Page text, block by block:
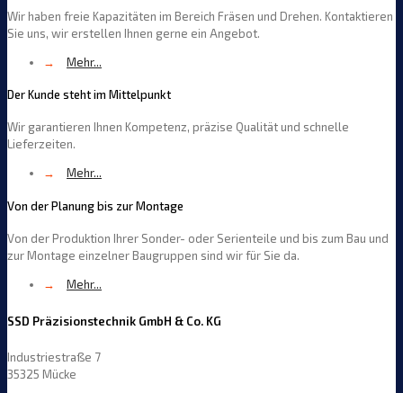
Wir haben freie Kapazitäten im Bereich Fräsen und Drehen. Kontaktieren
Sie uns, wir erstellen Ihnen gerne ein Angebot.
→
Mehr...
Der Kunde steht im Mittelpunkt
Wir garantieren Ihnen Kompetenz, präzise Qualität und schnelle
Lieferzeiten.
→
Mehr...
Von der Planung bis zur Montage
Von der Produktion Ihrer Sonder- oder Serienteile und bis zum Bau und
zur Montage einzelner Baugruppen sind wir für Sie da.
→
Mehr...
SSD Präzisionstechnik GmbH & Co. KG
Industriestraße 7
35325 Mücke